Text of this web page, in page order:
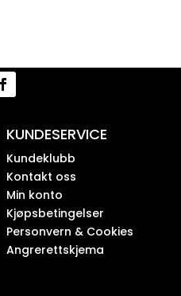
KUNDESERVICE
Kundeklubb
Kontakt oss
Min konto
Kjøpsbetingelser
Personvern & Cookies
Angrerettskjema